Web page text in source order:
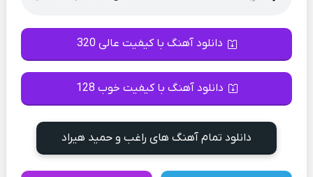
دانلود آهنگ با کیفیت عالی 320
دانلود آهنگ با کیفیت خوب 128
دانلود تمام آهنگ های راغب و حمید هیراد